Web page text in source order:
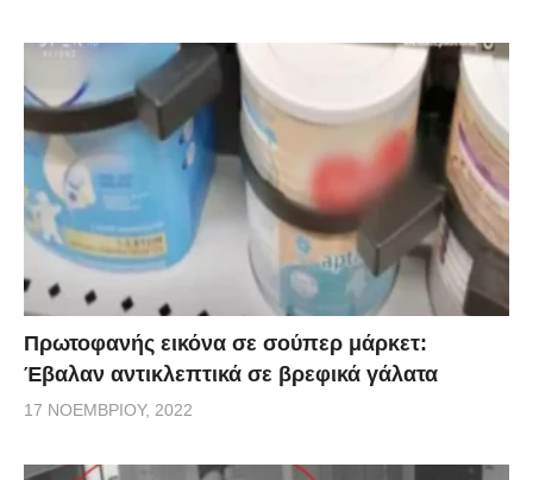
Πρωτοφανής εικόνα σε σούπερ μάρκετ:
Έβαλαν αντικλεπτικά σε βρεφικά γάλατα
17 ΝΟΕΜΒΡΊΟΥ, 2022